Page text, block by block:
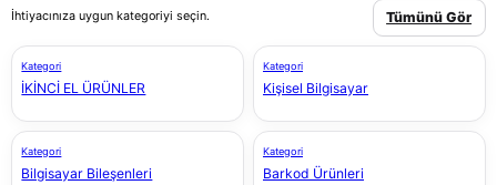
İhtiyacınıza uygun kategoriyi seçin. Tümünü Gör
Kategori
İKİNCİ EL ÜRÜNLER
Kategori
Kişisel Bilgisayar
Kategori
Bilgisayar Bileşenleri
Kategori
Barkod Ürünleri